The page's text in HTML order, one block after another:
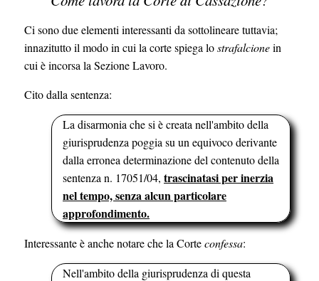
Ci sono due elementi interessanti da sottolineare tuttavia;
innazitutto il modo in cui la corte spiega lostrafalcionein
cui è incorsa la Sezione Lavoro.
Cito dalla sentenza:
La disarmonia che si è creata nell'ambito della
giurisprudenza poggia su un equivoco derivante
dalla erronea determinazione del contenuto della
sentenza n. 17051/04, trascinatasi per inerzia
nel tempo, senza alcun particolare
approfondimento.
Interessante è anche notare che la Corteconfessa:
Nell'ambito della giurisprudenza di questa